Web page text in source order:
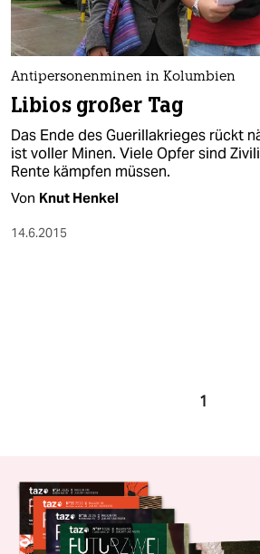
Antipersonenminen in Kolumbien
Libios großer Tag
Das Ende des Guerillakrieges rückt
ist voller Minen. Viele Opfer sind
Rente kämpfen müssen.
Von Knut Henkel
14.6.2015
1